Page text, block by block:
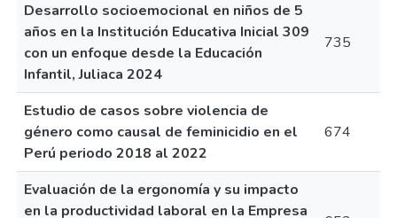
Desarrollo socioemocional en niños de 5
años en la Institución Educativa Inicial 309
con un enfoque desde la Educación
Infantil, Juliaca 2024
735
Estudio de casos sobre violencia de
género como causal de feminicidio en el
Perú periodo 2018 al 2022
674
Evaluación de la ergonomía y su impacto
en la productividad laboral en la Empresa